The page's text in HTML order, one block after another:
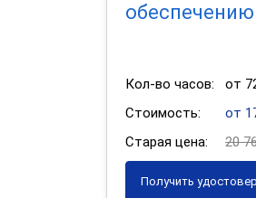
Кол-во часов:
от
Стоимость:
от
Старая цена:
20
Получить